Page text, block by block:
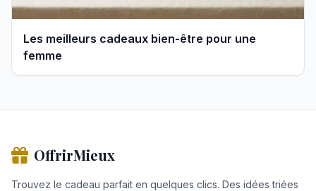
Les meilleurs cadeaux bien-être pour une
femme
OffrirMieux
Trouvez le cadeau parfait en quelques clics. Des idées triées